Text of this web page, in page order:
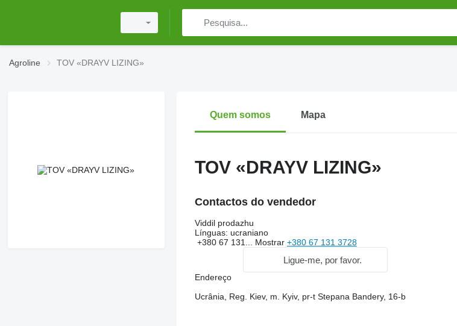
Agroline TOV «DRAYV LIZING»
Quem somos Mapa
TOV «DRAYV LIZING»
Contactos do vendedor
Viddil prodazhu
Línguas: ucraniano
+380 67 131... Mostrar +380 67 131 3728
Ligue-me, por favor.
Endereço
Ucrânia, Reg. Kiev, m. Kyiv, pr-t Stepana Bandery, 16-b